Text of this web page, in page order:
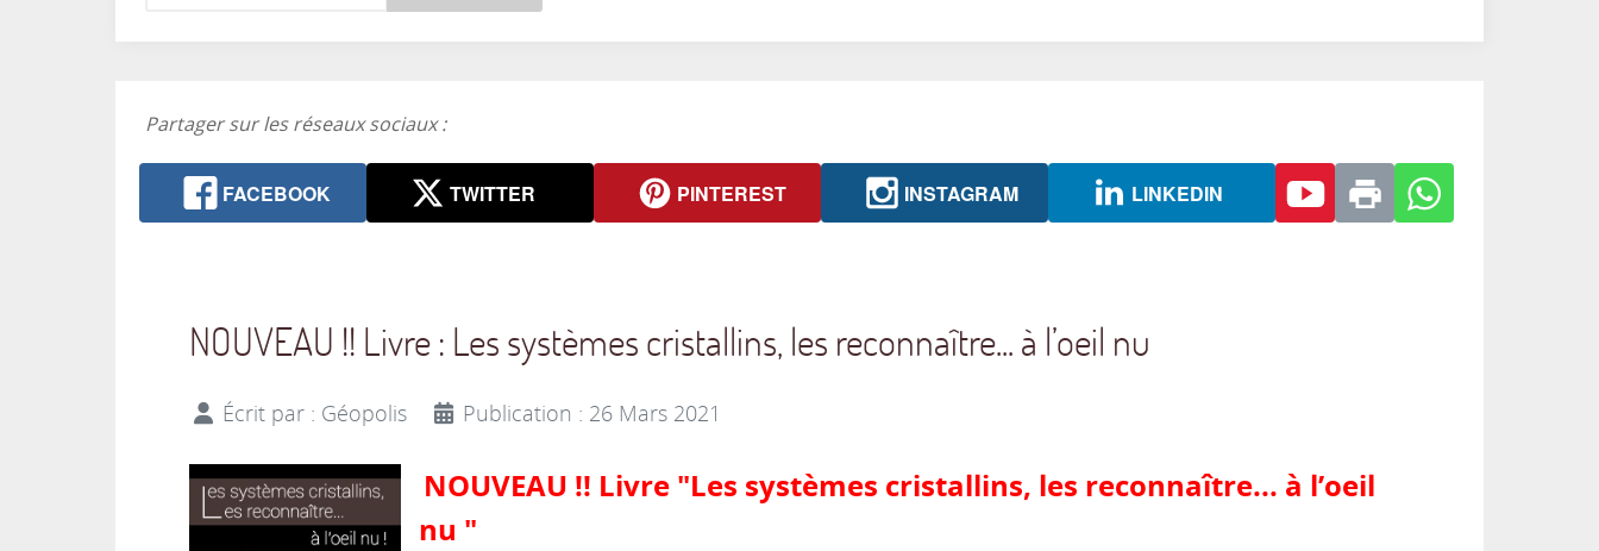
Partager sur les réseaux sociaux :
FACEBOOK TWITTER PINTEREST INSTAGRAM LINKEDIN
NOUVEAU !! Livre : Les systèmes cristallins, les reconnaître... à l’oeil nu
Écrit par : Géopolis Publication : 26 Mars 2021
NOUVEAU !! Livre "Les systèmes cristallins, les reconnaître... à l’oeil
nu "